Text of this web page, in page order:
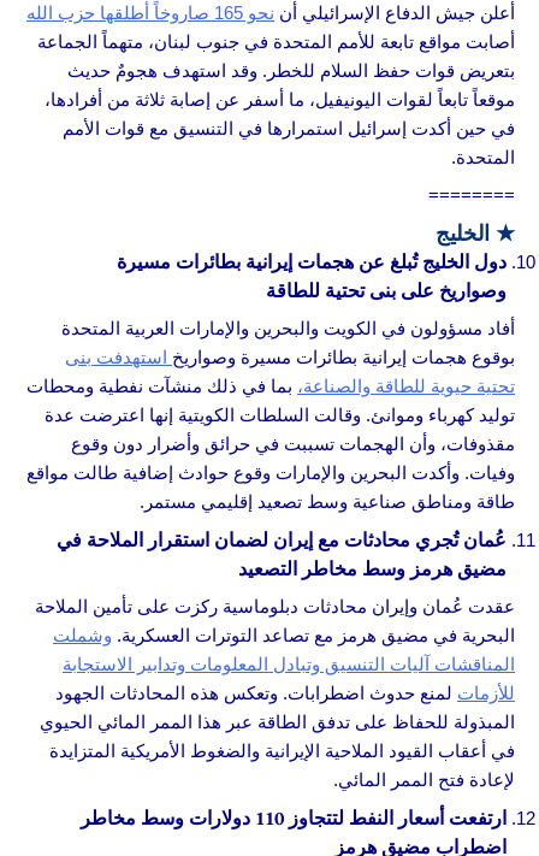
أعلن جيش الدفاع الإسرائيلي أن نحو 165 صاروخاً أطلقها حزب الله
أصابت مواقع تابعة للأمم المتحدة في جنوب لبنان، متهماً الجماعة
بتعريض قوات حفظ السلام للخطر. وقد استهدف هجومٌ حديث
موقعاً تابعاً لقوات اليونيفيل، ما أسفر عن إصابة ثلاثة من أفرادها،
في حين أكدت إسرائيل استمرارها في التنسيق مع قوات الأمم
المتحدة.
========
★ الخليج
دول الخليج تُبلغ عن هجمات إيرانية بطائرات مسيرة
وصواريخ على بنى تحتية للطاقة
أفاد مسؤولون في الكويت والبحرين والإمارات العربية المتحدة
بوقوع هجمات إيرانية بطائرات مسيرة وصواريخ استهدفت بنى
تحتية حيوية للطاقة والصناعة، بما في ذلك منشآت نفطية ومحطات
توليد كهرباء وموانئ. وقالت السلطات الكويتية إنها اعترضت عدة
مقذوفات، وأن الهجمات تسببت في حرائق وأضرار دون وقوع
وفيات. وأكدت البحرين والإمارات وقوع حوادث إضافية طالت مواقع
طاقة ومناطق صناعية وسط تصعيد إقليمي مستمر.
عُمان تُجري محادثات مع إيران لضمان استقرار الملاحة في
مضيق هرمز وسط مخاطر التصعيد
عقدت عُمان وإيران محادثات دبلوماسية ركزت على تأمين الملاحة
البحرية في مضيق هرمز مع تصاعد التوترات العسكرية. وشملت
المناقشات آليات التنسيق وتبادل المعلومات وتدابير الاستجابة
للأزمات لمنع حدوث اضطرابات. وتعكس هذه المحادثات الجهود
المبذولة للحفاظ على تدفق الطاقة عبر هذا الممر المائي الحيوي
في أعقاب القيود الملاحية الإيرانية والضغوط الأمريكية المتزايدة
لإعادة فتح الممر المائي.
ارتفعت أسعار النفط لتتجاوز 110 دولارات وسط مخاطر
اضطراب مضيق هرمز